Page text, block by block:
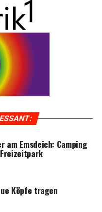
am Ems­deich: Cam­ping
Köp­fe tra­gen